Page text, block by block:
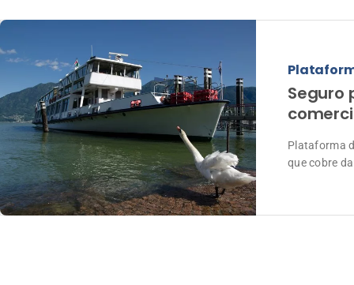
Seguro
Plataforma
que cobre